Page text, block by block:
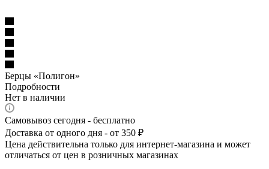
Берцы «Полигон»
Подробности
Нет в наличии
Самовывоз сегодня - бесплатно
Доставка от одного дня - от 350 ₽
Цена действительна только для интернет-магазина и может
отличаться от цен в розничных магазинах